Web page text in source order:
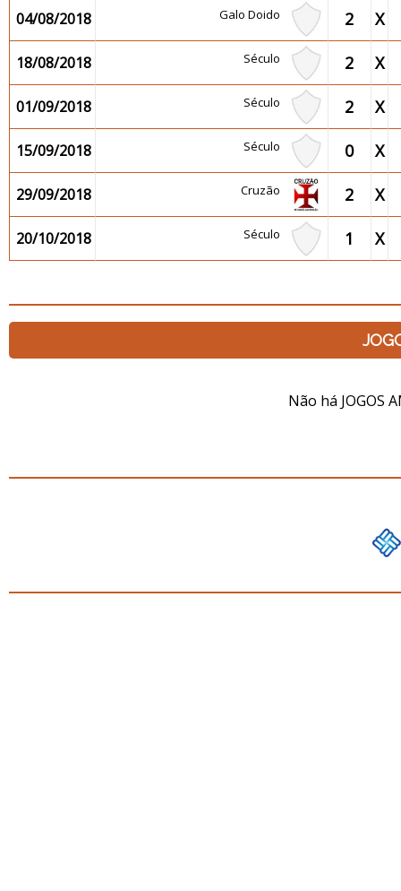
04/08/2018 Galo Doido 2 X
18/08/2018 Século 2 X
01/09/2018 Século 2 X
15/09/2018 Século 0 X
29/09/2018 Cruzão 2 X
20/10/2018 Século 1 X
Não há JOGOS